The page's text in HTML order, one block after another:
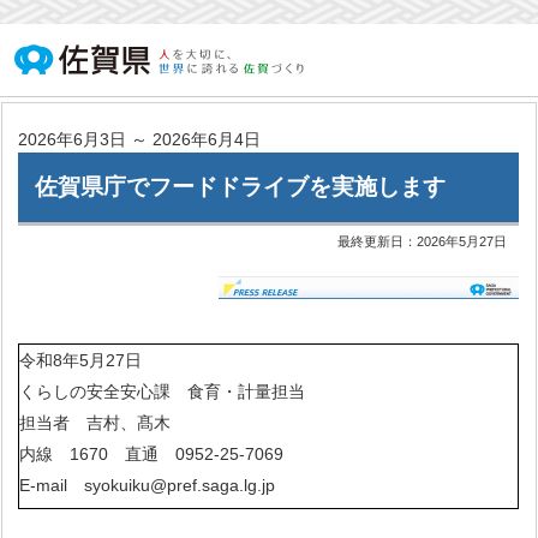
2026年6月3日 ～ 2026年6月4日
佐賀県庁でフードドライブを実施します
最終更新日：2026年5月27日
令和8年5月27日
くらしの安全安心課 食育・計量担当
担当者 吉村、髙木
内線 1670 直通 0952-25-7069
E-mail syokuiku@pref.saga.lg.jp